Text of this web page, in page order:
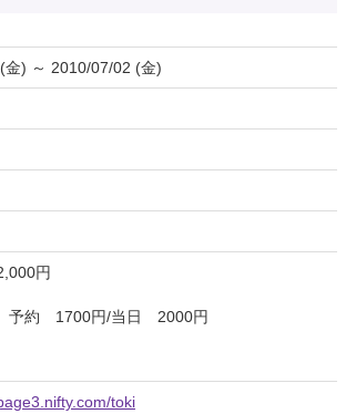
金) ～ 2010/07/02 (金)
円
予約 1700円/当日 2000円
toki